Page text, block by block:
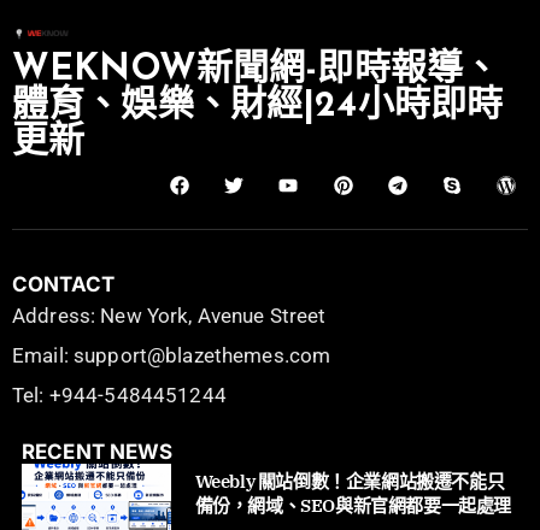
WEKNOW新聞網-即時報導、
體育、娛樂、財經|24小時即時
更新
CONTACT
Address: New York, Avenue Street
Email: support@blazethemes.com
Tel: +944-5484451244
RECENT NEWS
Weebly 關站倒數！企業網站搬遷不能只
備份，網域、SEO與新官網都要一起處理